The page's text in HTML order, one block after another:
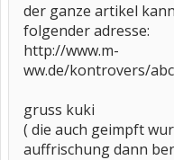
der ganze artikel
folgender adresse:
http://www.m-
ww.de/kontrovers/
gruss kuki
( die auch geimpft
auffrischung dann